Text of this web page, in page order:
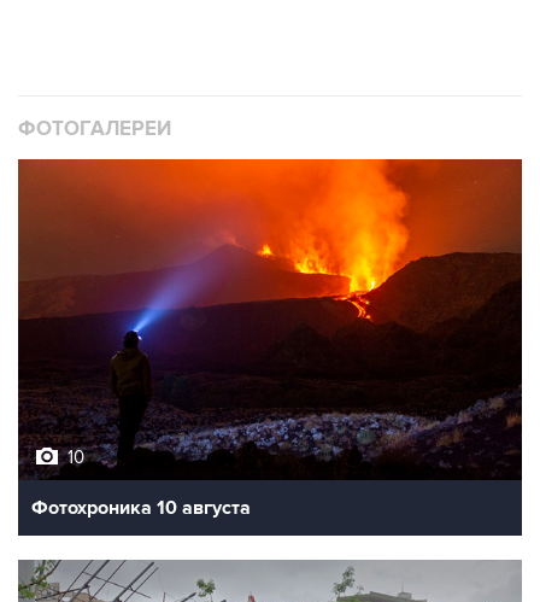
10
8
Последствия тайфуна "Долфин" на востоке Китая